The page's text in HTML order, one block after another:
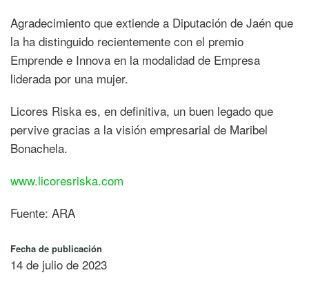
Agradecimiento que extiende a Diputación de Jaén que
la ha distinguido recientemente con el premio
Emprende e Innova en la modalidad de Empresa
liderada por una mujer.
Licores Riska es, en definitiva, un buen legado que
pervive gracias a la visión empresarial de Maribel
Bonachela.
www.licoresriska.com
Fuente: ARA
Fecha de publicación
14 de julio de 2023